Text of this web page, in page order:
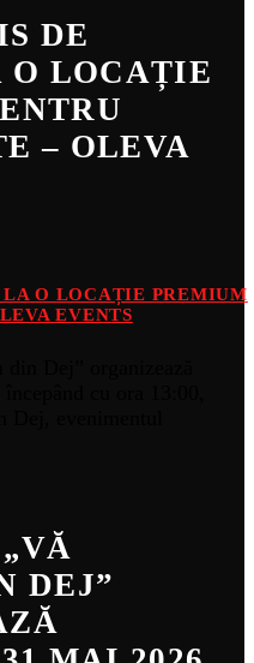
DE
LOCAȚIE
– OLEVA
O LOCAȚIE PREMIUM
EVENTS
DEJ”